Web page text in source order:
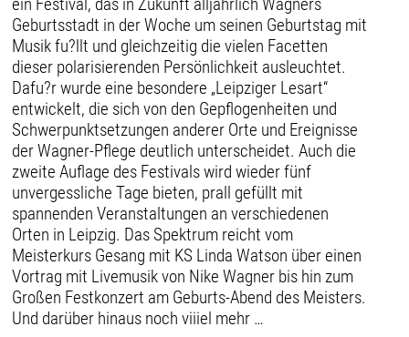
Geburtsstadt in der Woche um seinen Geburtstag mit
Musik fu?llt und gleichzeitig die vielen Facetten
dieser polarisierenden Persönlichkeit ausleuchtet.
Dafu?r wurde eine besondere „Leipziger Lesart“
entwickelt, die sich von den Gepflogenheiten und
Schwerpunktsetzungen anderer Orte und Ereignisse
der Wagner-Pflege deutlich unterscheidet. Auch die
zweite Auflage des Festivals wird wieder fünf
unvergessliche Tage bieten, prall gefüllt mit
spannenden Veranstaltungen an verschiedenen
Orten in Leipzig. Das Spektrum reicht vom
Meisterkurs Gesang mit KS Linda Watson über einen
Vortrag mit Livemusik von Nike Wagner bis hin zum
Großen Festkonzert am Geburts-Abend des Meisters.
Und darüber hinaus noch viiiel mehr …